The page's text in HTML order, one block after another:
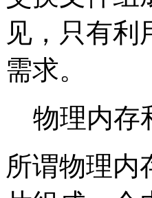
见，只有
需求。
物理内存
所谓物理内